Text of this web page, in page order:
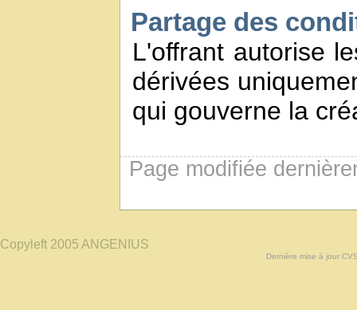
Partage des
L'offrant autorise
dérivées
qui gouverne la
Page modifiée
Copyleft 2005 ANGENIUS
Dernière mise à jour